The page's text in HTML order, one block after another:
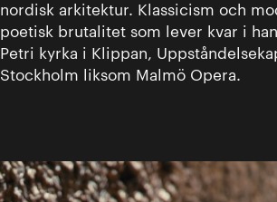
nordisk arkitektur. Klassicism och
poetisk brutalitet som lever kvar i
Petri kyrka i Klippan,
Stockholm liksom Malmö Opera.